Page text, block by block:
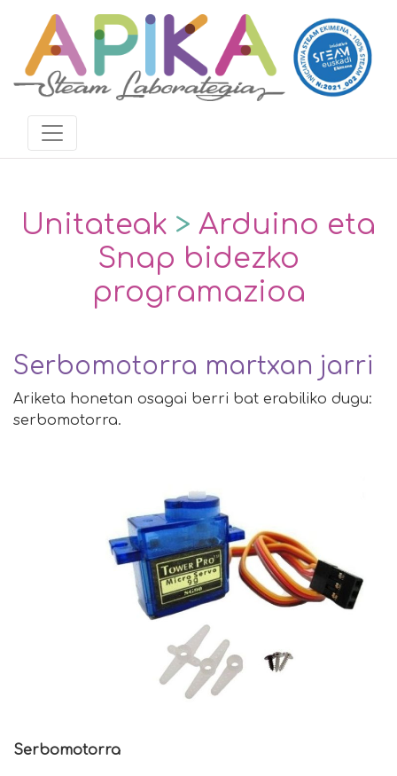
Unitateak > Arduino eta
Snap bidezko
programazioa
Serbomotorra martxan jarri
Ariketa honetan osagai berri bat erabiliko dugu:
serbomotorra.
Serbomotorra